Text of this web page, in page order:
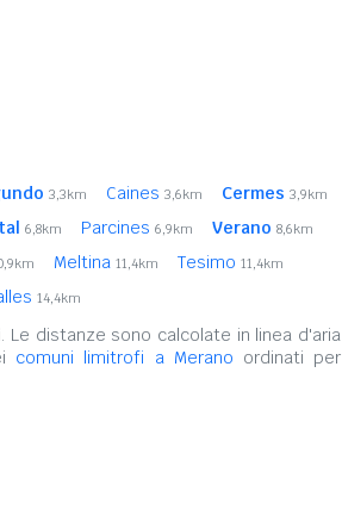
3,3km Caines 3,6km Cermes 3,9km
6,8km Parcines 6,9km Verano 8,6km
Meltina 11,4km Tesimo 11,4km
14,4km
. Le distanze sono calcolate in linea d'aria
comuni limitrofi a Merano ordinati per